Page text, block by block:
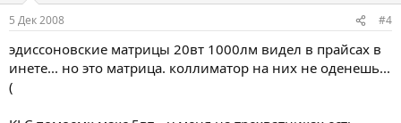
5 Дек 2008 #4
эдиссоновские матрицы 20вт 1000лм видел в прайсах в
инете... но это матрица. коллиматор на них не оденешь...
(